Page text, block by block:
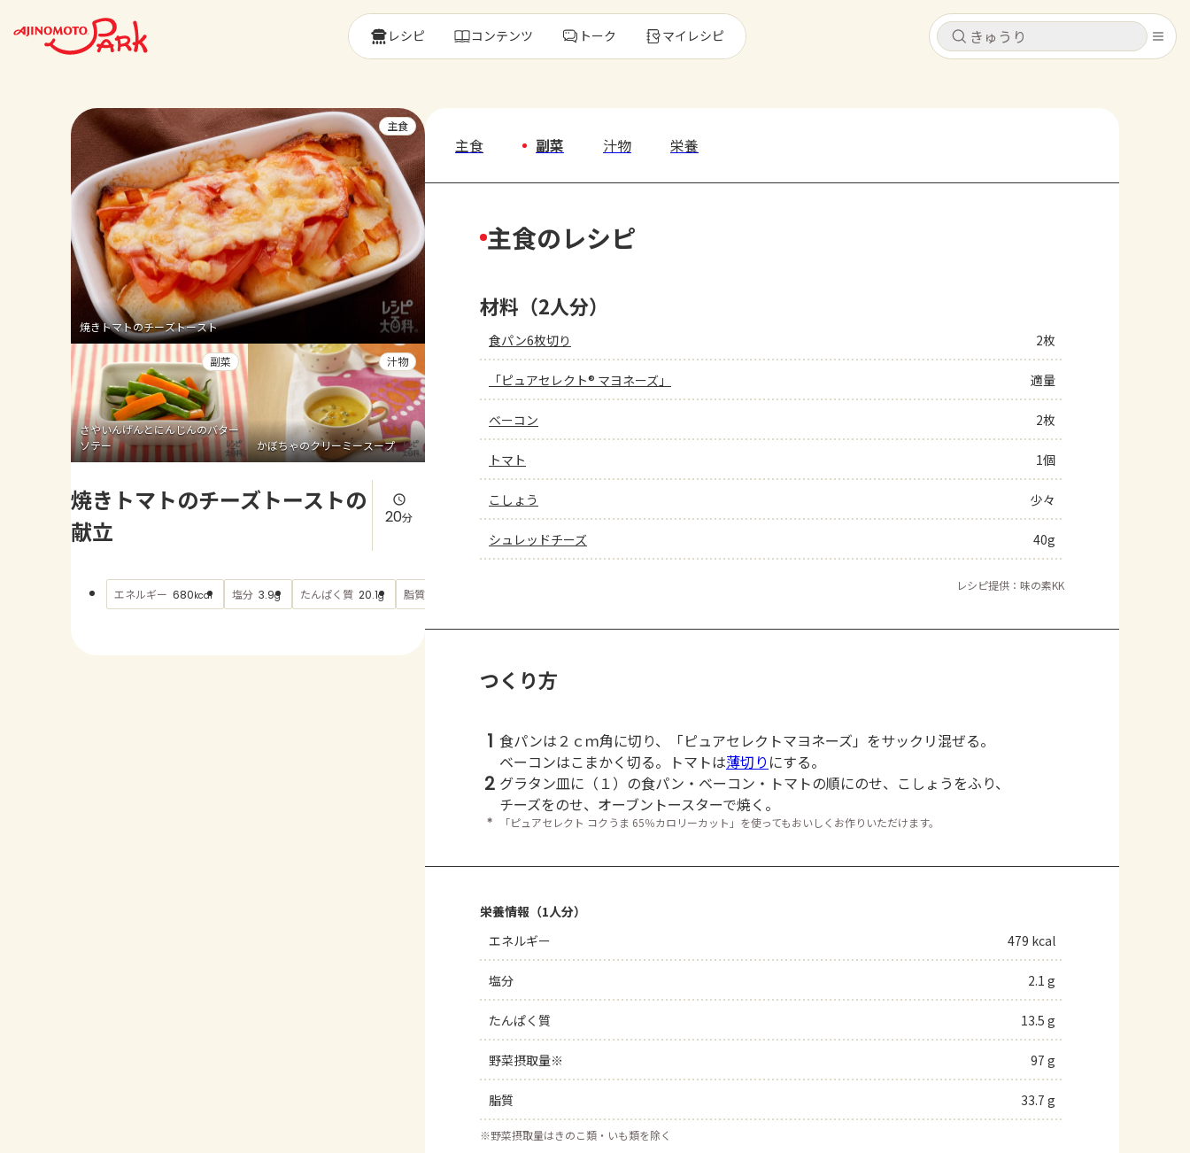
キャンセル
よくあるお問い合わせ
お買い物
キャンセル
レシピ コンテンツ トーク マイレシピ
焼きトマトのチーズトースト
主食
さやいんげんとにんじんのバター
ソテー
副菜
かぼちゃのクリーミースープ
汁物
焼きトマトのチーズトーストの
献立
20分
エネルギー 680kcal 塩分 3.9g たんぱく質 20.1g 脂質
主食 副菜 汁物 栄養
主食のレシピ
材料（2人分）
食パン6枚切り 2枚
「ピュアセレクト® マヨネーズ」 適量
ベーコン 2枚
トマト 1個
こしょう 少々
シュレッドチーズ 40g
レシピ提供：味の素KK
つくり方
1 食パンは２ｃｍ角に切り、「ピュアセレクトマヨネーズ」をサックリ混ぜる。
ベーコンはこまかく切る。トマトは薄切り にする。
2 グラタン皿に（１）の食パン・ベーコン・トマトの順にのせ、こしょうをふり、
チーズをのせ、オーブントースターで焼く。
＊ 「ピュアセレクト コクうま 65％カロリーカット」を使ってもおいしくお作りいただけます。
栄養情報（1人分）
エネルギー
479 kcal
塩分 2.1 g
たんぱく質 13.5 g
野菜摂取量※ 97 g
脂質 33.7 g
※野菜摂取量はきのこ類・いも類を除く